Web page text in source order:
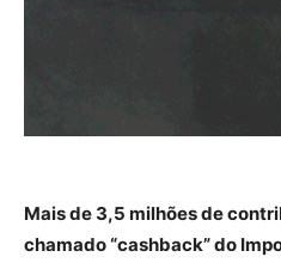
Mais de 3,5 milhões de
chamado “cashback” do